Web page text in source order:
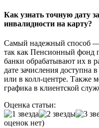
Как узнать точную дату
инвалидности на карту?
Самый надежный способ —
так как Пенсионный фонд
банки обрабатывают их в
дате зачисления
или в колл-центре. Также
графика в клиентской
Оценка статьи:
оценок нет)